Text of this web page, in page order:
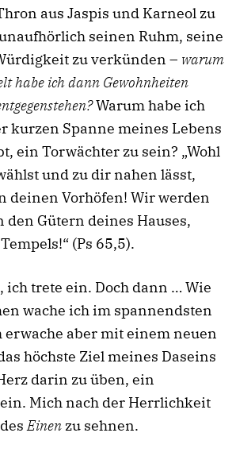
aus Jaspis und Karneol zu
seinen Ruhm, seine
zu verkünden – warum
habe ich dann Gewohnheiten
Warum habe ich
kurzen Spanne meines Lebens
ein Torwächter zu sein? „Wohl
und zu dir nahen lässt,
deinen Vorhöfen! Wir werden
den Gütern deines Hauses,
(Ps 65,5).
ich trete ein. Doch dann … Wie
wache ich im spannendsten
erwache aber mit einem neuen
höchste Ziel meines Daseins
darin zu üben, ein
Mich nach der Herrlichkeit
Einen zu sehnen.